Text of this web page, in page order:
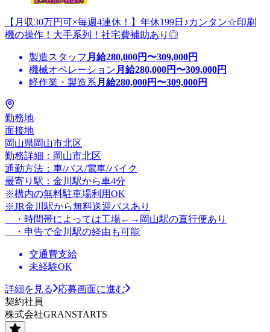
【月収30万円可×毎週4連休！】年休199日♪カンタン☆印刷
機の操作！大手系列！社宅費補助あり◎
製造スタッフ 月給280,000円〜309,000円
機械オペレーション 月給280,000円〜309,000円
軽作業・製造系 月給280,000円〜309,000円
勤務地
面接地
岡山県岡山市北区
勤務詳細：岡山市北区
通勤方法：車/バス/電車/バイク
最寄り駅：金川駅から車4分
※構内の無料駐車場利用OK
※JR金川駅から無料送迎バスあり
・時間帯によっては工場←→岡山駅の直行便あり
・申告で金川駅の経由も可能
交通費支給
未経験OK
詳細を見る
応募画面に進む
契約社員
株式会社GRANSTARTS